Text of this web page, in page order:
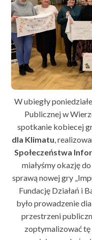
W ubiegły
Publicznej w
spotkanie kobiecej
dla Klimatu,
Społeczeństwa
miałyśmy okazję
sprawą nowej gry
Fundację Działań i
było prowadzenie
przestrzeni
zoptymalizować